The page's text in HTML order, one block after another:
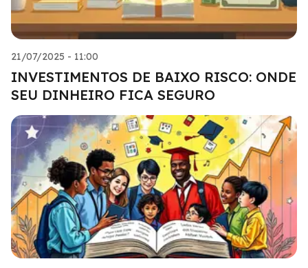
21/07/2025 - 11:00
INVESTIMENTOS DE BAIXO RISCO: ONDE
SEU DINHEIRO FICA SEGURO